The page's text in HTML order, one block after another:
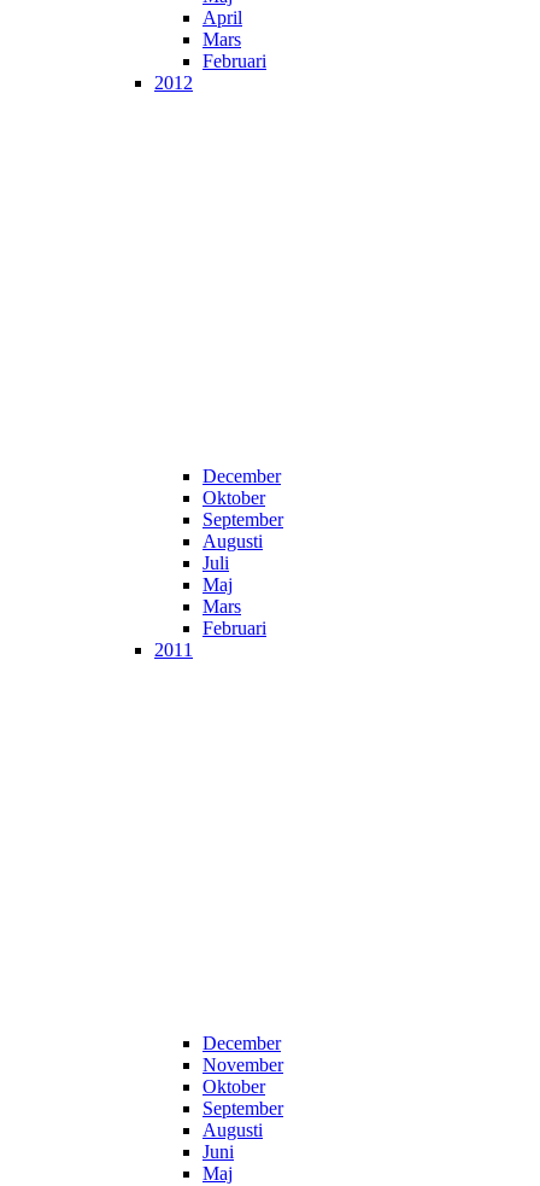
April
Mars
Februari
2012
December
Oktober
September
Augusti
Juli
Maj
Mars
Februari
2011
December
November
Oktober
September
Augusti
Juni
Maj